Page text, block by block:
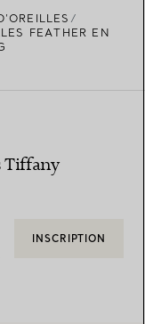
FEATHER EN
Tiffany
INSCRIPTION